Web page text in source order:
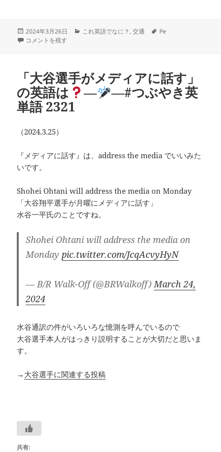
投
稿
2024年3月26日
カ
これ英語でなに？ ,交通
タ
Pe
英語で「歩道橋」は
コメントを残す
「大谷選手がメディアに話す」
の英語は
―
―#つぶやき英
単語 2321
（2024.3.25）
『メディアに話す』は、address the media でいいみた
いです。
Shohei Ohtani will address the media on Monday
「大谷翔平選手が月曜にメディアに話す」
水谷一平氏のことですね。
Shohei Ohtani will address the media on
Mondaypic.twitter.com/JcqAcvyHyN
— B/R Walk-Off (@BRWalkoff)March 24,
2024
水谷通訳の件がいろいろな憶測を呼んでいるので
大谷選手本人がはっきり説明することが大切だと思いま
す。
→ 大谷選手に関連する投稿
共有: